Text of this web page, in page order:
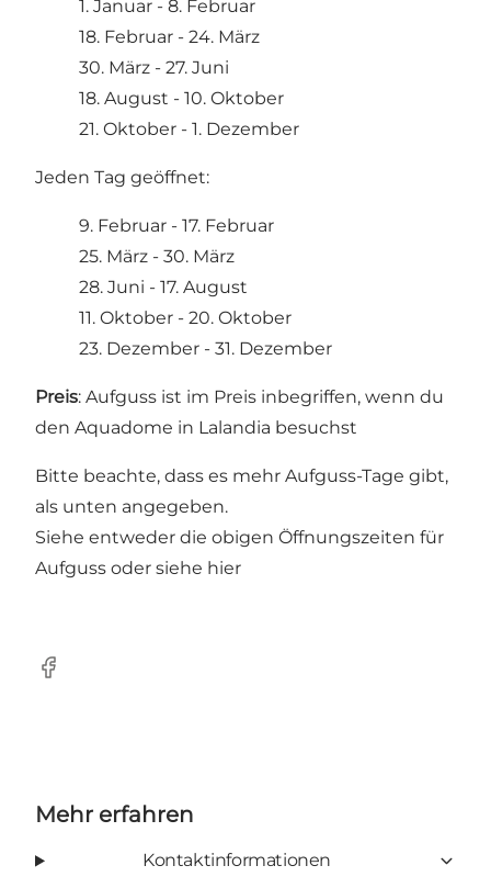
1. Januar - 8. Februar
18. Februar - 24. März
30. März - 27. Juni
18. August - 10. Oktober
21. Oktober - 1. Dezember
Jeden Tag geöffnet:
9. Februar - 17. Februar
25. März - 30. März
28. Juni - 17. August
11. Oktober - 20. Oktober
23. Dezember - 31. Dezember
Preis: Aufguss ist im Preis inbegriffen, wenn du
den Aquadome in Lalandia besuchst
Bitte beachte, dass es mehr Aufguss-Tage gibt,
als unten angegeben.
Siehe entweder die obigen Öffnungszeiten für
Aufguss oder siehe hier
Facebook
Mehr erfahren
Kontaktinformationen